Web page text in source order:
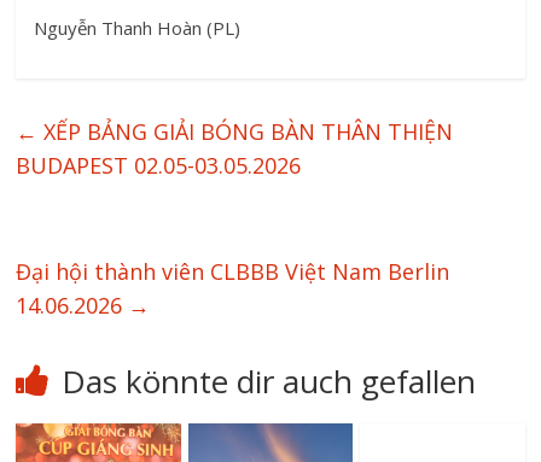
Nguyễn Thanh Hoàn (PL)
← XẾP BẢNG GIẢI BÓNG BÀN THÂN THIỆN
BUDAPEST 02.05-03.05.2026
Đại hội thành viên CLBBB Việt Nam Berlin
14.06.2026 →
Das könnte dir auch gefallen